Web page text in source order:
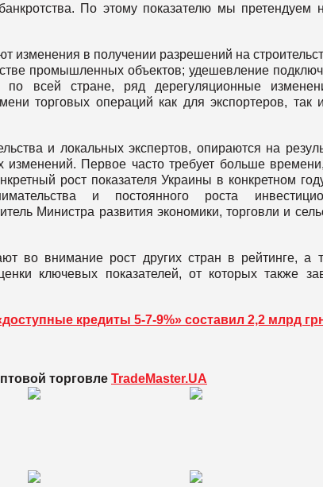
По этому показателю мы претендуем
изменения в получении разрешений на
промышленных объектов; удешевление
всей стране, ряд дерегуляционные
торговых операций как для экспортеров, так
и локальных экспертов, опираются на
изменений. Первое часто требует больше
рост показателя Украины в конкретном
и постоянного роста
Министра развития экономики, торговли и
во внимание рост других стран в рейтинге, а
ключевых показателей, от которых также
кредиты 5-7-9%» составил 2,2 млрд
торговле TradeMaster.UA